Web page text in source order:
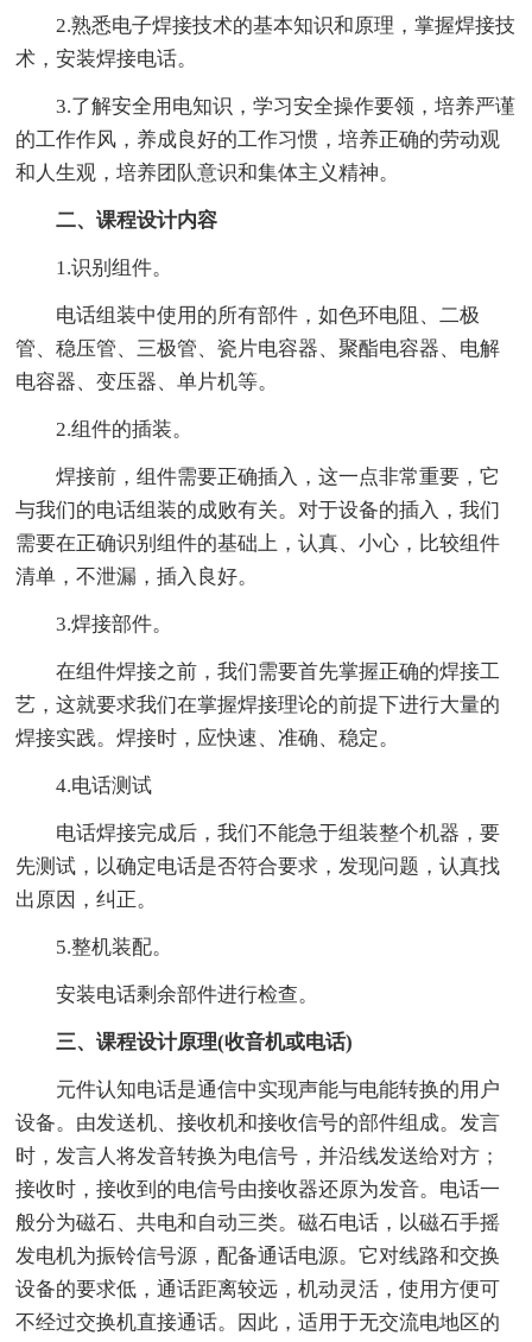
2.熟悉电子焊接技术的基本知识和原理，掌握焊接技
术，安装焊接电话。
3.了解安全用电知识，学习安全操作要领，培养严谨
的工作作风，养成良好的工作习惯，培养正确的劳动观
和人生观，培养团队意识和集体主义精神。
二、课程设计内容
1.识别组件。
电话组装中使用的所有部件，如色环电阻、二极
管、稳压管、三极管、瓷片电容器、聚酯电容器、电解
电容器、变压器、单片机等。
2.组件的插装。
焊接前，组件需要正确插入，这一点非常重要，它
与我们的电话组装的成败有关。对于设备的插入，我们
需要在正确识别组件的基础上，认真、小心，比较组件
清单，不泄漏，插入良好。
3.焊接部件。
在组件焊接之前，我们需要首先掌握正确的焊接工
艺，这就要求我们在掌握焊接理论的前提下进行大量的
焊接实践。焊接时，应快速、准确、稳定。
4.电话测试
电话焊接完成后，我们不能急于组装整个机器，要
先测试，以确定电话是否符合要求，发现问题，认真找
出原因，纠正。
5.整机装配。
安装电话剩余部件进行检查。
三、课程设计原理(收音机或电话)
元件认知电话是通信中实现声能与电能转换的用户
设备。由发送机、接收机和接收信号的部件组成。发言
时，发言人将发音转换为电信号，并沿线发送给对方；
接收时，接收到的电信号由接收器还原为发音。电话一
般分为磁石、共电和自动三类。磁石电话，以磁石手摇
发电机为振铃信号源，配备通话电源。它对线路和交换
设备的要求低，通话距离较远，机动灵活，使用方便可
不经过交换机直接通话。因此，适用于无交流电地区的